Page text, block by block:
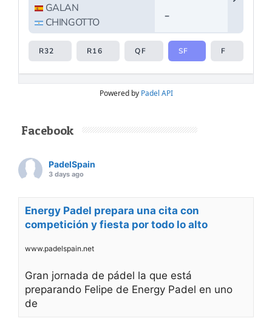
ElRafa Nadal Academy Padel Tour by
Playtomiccerrará su primera edición en
Nueva York, donde del 14 al 16 de agosto
disputará el torneo final en las instalaciones de
jugadores, repartidos en 36 parejas y tres
categorías, para decidir a los últimos
campeones del circuito en territorio
estadounidense.